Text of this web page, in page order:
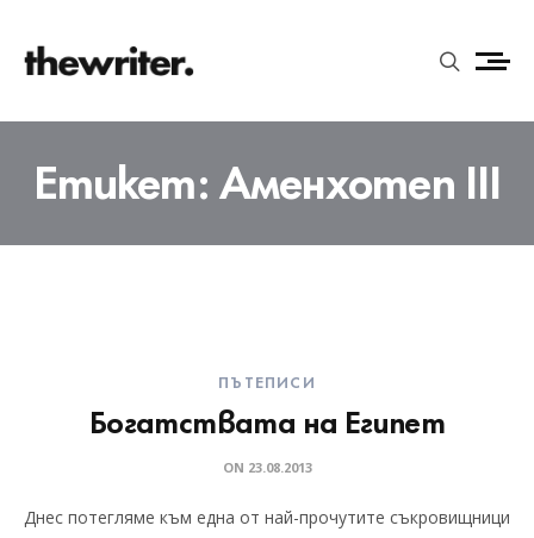
Етикет:Аменхотеп III
ПЪТЕПИСИ
Богатствата на Египет
ON 23.08.2013
Днес потегляме към една от най-прочутите съкровищници